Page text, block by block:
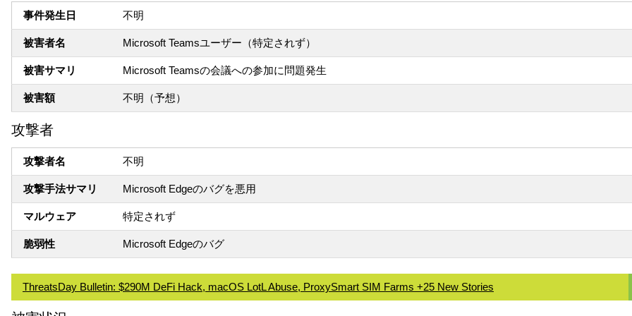
事件発生日 不明
被害者名 Microsoft Teamsユーザー（特定されず）
被害サマリ Microsoft Teamsの会議への参加に問題発生
被害額 不明（予想）
攻撃者
攻撃者名 不明
攻撃手法サマリ Microsoft Edgeのバグを悪用
マルウェア 特定されず
脆弱性 Microsoft Edgeのバグ
ThreatsDay Bulletin: $290M DeFi Hack, macOS LotL Abuse, ProxySmart SIM Farms +25 New Stories